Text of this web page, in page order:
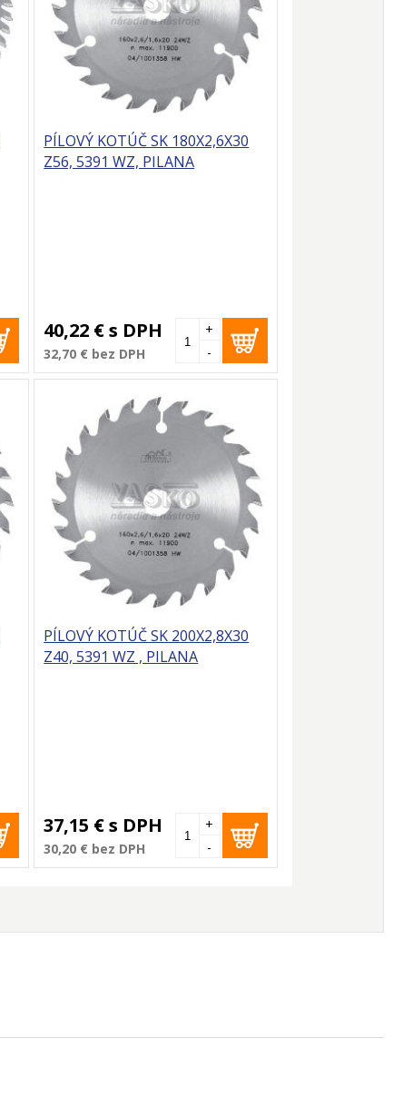
PÍLOVÝ KOTÚČ SK 180X2,6X30
Z56, 5391 WZ, PILANA
40,22 €s DPH
32,70 € bez DPH -
+
PÍLOVÝ KOTÚČ SK 200X2,8X30
Z40, 5391 WZ , PILANA
37,15 €s DPH
30,20 € bez DPH -
+